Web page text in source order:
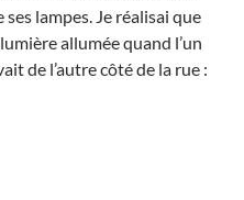
lampes. Je réalisai que
allumée quand l’un
de l’autre côté de la rue :